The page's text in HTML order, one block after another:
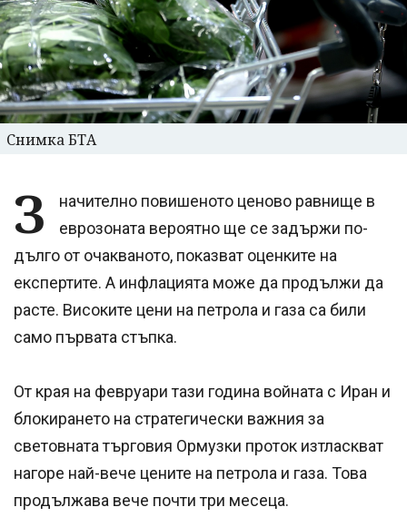
Снимка БТА
З
начително повишеното ценово равнище в
еврозоната вероятно ще се задържи по-
дълго от очакваното, показват оценките на
експертите. А инфлацията може да продължи да
расте. Високите цени на петрола и газа са били
само първата стъпка.
От края на февруари тази година войната с Иран и
блокирането на стратегически важния за
световната търговия Ормузки проток изтласкват
нагоре най-вече цените на петрола и газа. Това
продължава вече почти три месеца.